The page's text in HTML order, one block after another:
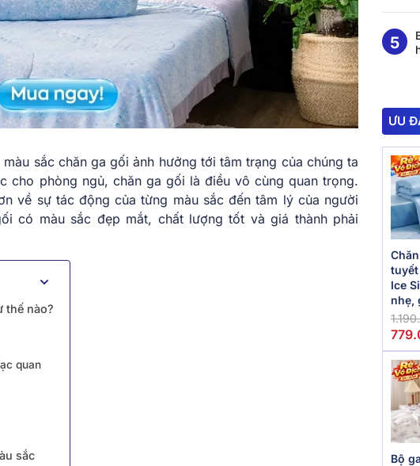
sắc chăn ga gối ảnh hưởng tới tâm trạng của chúng ta
cho phòng ngủ, chăn ga gối là điều vô cùng quan trọng.
về sự tác động của từng màu sắc đến tâm lý của người
có màu sắc đẹp mắt, chất lượng tốt và giá thành phải
thế nào?
quan
sắc
ƯU
tuyết
Ice
nhẹ,
mùa
Bộ